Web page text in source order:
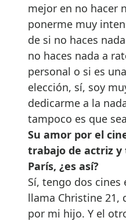
mejor en no hacer
ponerme muy
de si no haces
no haces nada a
personal o si es
elección, sí, soy
dedicarme a la
tampoco es que
Su amor por el
trabajo de actriz y
París, ¿es así?
Sí, tengo dos cines
llama Christine 21,
por mi hijo. Y el